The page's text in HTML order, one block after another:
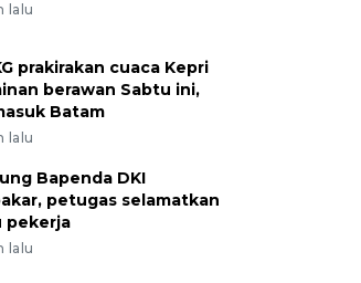
lalu
prakirakan cuaca Kepri
berawan Sabtu ini,
Batam
lalu
Bapenda DKI
petugas selamatkan
pekerja
lalu